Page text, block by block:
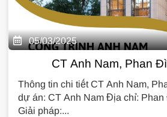
05/03/2025
CT Anh Nam, Phan
Thông tin chi tiết CT Anh Nam,
dự án: CT Anh Nam Địa chỉ:
Giải pháp:...